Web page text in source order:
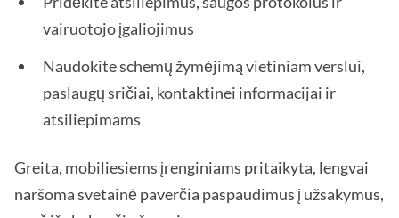
vairuotojo įgaliojimus
Naudokite schemų žymėjimą vietiniam verslui,
paslaugų sričiai, kontaktinei informacijai ir
atsiliepimams
Greita, mobiliesiems įrenginiams pritaikyta, lengvai
naršoma svetainė paverčia paspaudimus į užsakymus,